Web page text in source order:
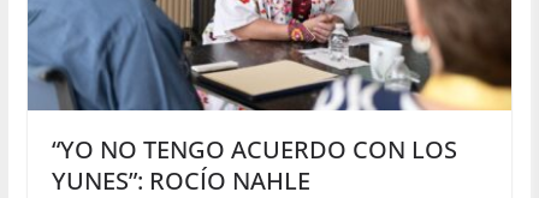
“YO NO TENGO ACUERDO CON LOS
YUNES”: ROCÍO NAHLE